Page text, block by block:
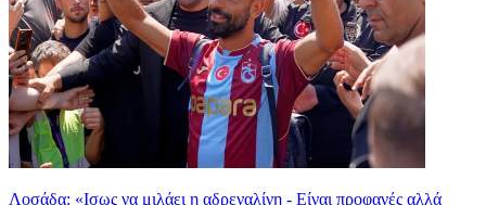
Λοσάδα: «Ισως να μιλάει η αδρεναλίνη - Είναι προφανές αλλά